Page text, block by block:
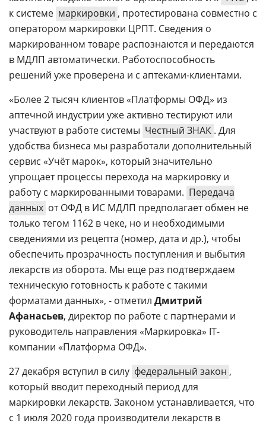
к системе маркировки , протестирована совместно с
оператором маркировки ЦРПТ. Сведения о
маркированном товаре распознаются и передаются
в МДЛП автоматически. Работоспособность
решений уже проверена и с аптеками-клиентами.
«Более 2 тысяч клиентов «Платформы ОФД» из
аптечной индустрии уже активно тестируют или
участвуют в работе системы Честный ЗНАК . Для
удобства бизнеса мы разработали дополнительный
сервис «Учёт марок», который значительно
упрощает процессы перехода на маркировку и
работу с маркированными товарами. Передача
данных от ОФД в ИС МДЛП предполагает обмен не
только тегом 1162 в чеке, но и необходимыми
сведениями из рецепта (номер, дата и др.), чтобы
обеспечить прозрачность поступления и выбытия
лекарств из оборота. Мы еще раз подтверждаем
техническую готовность к работе с такими
форматами данных», - отметил Дмитрий
Афанасьев, директор по работе с партнерами и
руководитель направления «Маркировка» IT-
компании «Платформа ОФД».
27 декабря вступил в силу федеральный закон ,
который вводит переходный период для
маркировки лекарств. Законом устанавливается, что
с 1 июля 2020 года производители лекарств в